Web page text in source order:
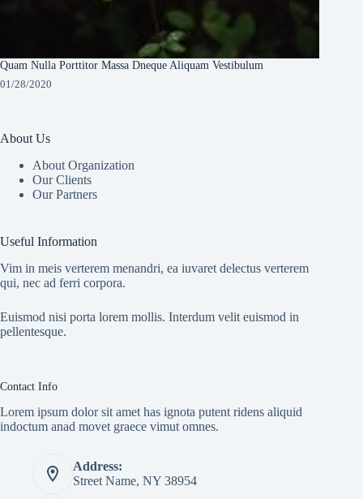
Quam Nulla Porttitor Massa Dneque Aliquam Vestibulum
01/28/2020
About Us
About Organization
Our Clients
Our Partners
Useful Information
Vim in meis verterem menandri, ea iuvaret delectus verterem
qui, nec ad ferri corpora.
Euismod nisi porta lorem mollis. Interdum velit euismod in
pellentesque.
Contact Info
Lorem ipsum dolor sit amet has ignota putent ridens aliquid
indoctum anad movet graece vimut omnes.
Address:
Street Name, NY 38954